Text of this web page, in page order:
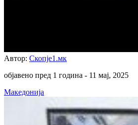
Автор: Скопје1.мк
објавено пред 1 година - 11 мај, 2025
Македонија